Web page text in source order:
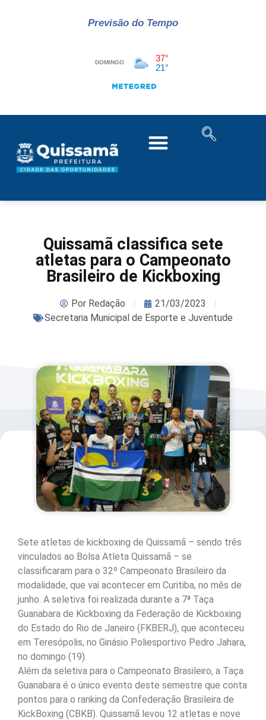
Previsão do Tempo
Quissamã classifica sete
atletas para o Campeonato
Brasileiro de Kickboxing
PorRedação
21/03/2023
Secretaria Municipal de Esporte e Juventude
Sete atletas de kickboxing de Quissamã – sendo três
vinculados ao Bolsa Atleta Quissamã – se
classificaram para o 32º Campeonato Brasileiro da
modalidade, que vai acontecer em Curitiba, no mês de
junho. A seletiva foi realizada durante a 7ª Taça
Guanabara de Kickboxing da Federação de Kickboxing
do Estado do Rio de Janeiro (FKBERJ), que aconteceu
em Teresópolis, no Ginásio Poliesportivo Pedro Jahara,
no domingo (19).
Além da seletiva para o Campeonato Brasileiro, a Taça
Guanabara é o único evento deste semestre que conta
pontos para o ranking da Confederação Brasileira de
KickBoxing (CBKB). Quissamã levou 12 atletas e nove